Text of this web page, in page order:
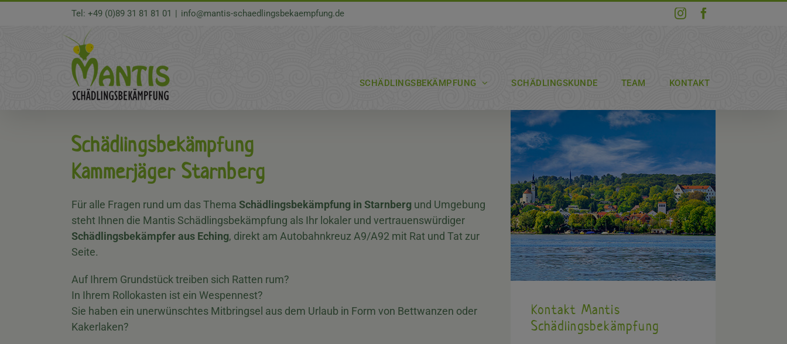
Tel: +49 (0)89 31 81 81 01 | info@mantis-schaedlingsbekaempfung.de Instagram
SCHÄDLINGSBEKÄMPFUNG SCHÄDLINGSKUNDE TEAM KONTAKT
Schädlingsbekämpfung
Kammerjäger Starnberg
Für alle Fragen rund um das Thema Schädlingsbekämpfung in Starnberg und Umgebung
steht Ihnen die Mantis Schädlingsbekämpfung als Ihr lokaler und vertrauenswürdiger
Schädlingsbekämpfer aus Eching, direkt am Autobahnkreuz A9/A92 mit Rat und Tat zur
Seite.
Auf Ihrem Grundstück treiben sich Ratten rum?
In Ihrem Rollokasten ist ein Wespennest?
Sie haben ein unerwünschtes Mitbringsel aus dem Urlaub in Form von Bettwanzen oder
Kakerlaken?
Kontakt Mantis
Schädlingsbekämpfung